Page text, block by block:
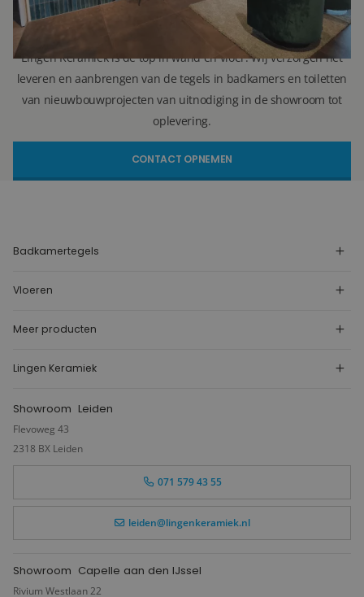
r.vellekoop@lingenkeramiek.nl
Lingen Keramiek is de top in wand en vloer. Wij verzorgen het
leveren en aanbrengen van de tegels in badkamers en toiletten
van nieuwbouwprojecten van uitnodiging in de showroom tot
oplevering.
CONTACT OPNEMEN
Badkamertegels
Vloeren
Meer producten
Lingen Keramiek
Showroom Leiden
Flevoweg 43
2318 BX Leiden
071 579 43 55
leiden@lingenkeramiek.nl
Showroom Capelle aan den IJssel
Rivium Westlaan 22